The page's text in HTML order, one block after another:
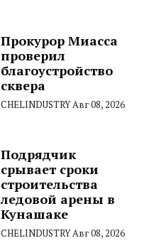
Прокурор Миасса
проверил
благоустройство
сквера
CHELINDUSTRYАвг 08, 2026
Подрядчик
срывает сроки
строительства
ледовой арены в
Кунашаке
CHELINDUSTRYАвг 08, 2026